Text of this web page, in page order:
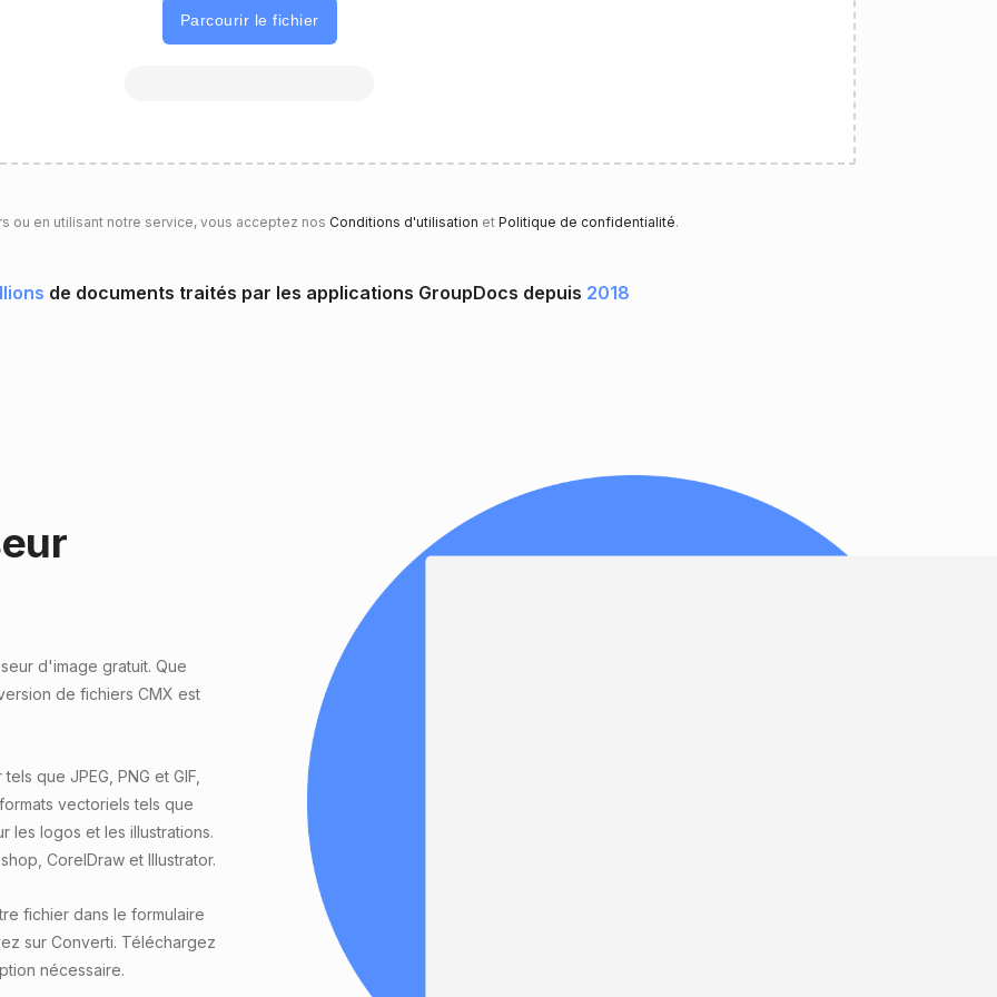
Parcourir le fichier
ou en utilisant notre service, vous acceptez nos Conditions d'utilisation et Politique de confidentialité.
de documents traités par les applications GroupDocs depuis 2018
d'image gratuit. Que
de fichiers CMX est
que JPEG, PNG et GIF,
vectoriels tels que
les logos et les illustrations.
CorelDraw et Illustrator.
fichier dans le formulaire
sur Converti. Téléchargez
nécessaire.